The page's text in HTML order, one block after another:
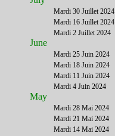
Mardi 30 Juillet 2024
Mardi 16 Juillet 2024
Mardi 2 Juillet 2024
June
Mardi 25 Juin 2024
Mardi 18 Juin 2024
Mardi 11 Juin 2024
Mardi 4 Juin 2024
May
Mardi 28 Mai 2024
Mardi 21 Mai 2024
Mardi 14 Mai 2024